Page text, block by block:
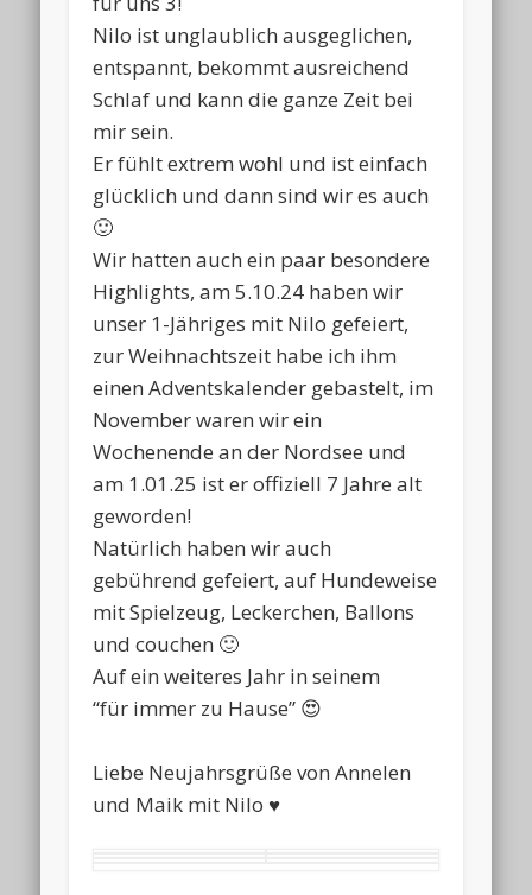
Nilo ist unglaublich ausgeglichen,
entspannt, bekommt ausreichend
Schlaf und kann die ganze Zeit bei
mir sein.
Er fühlt extrem wohl und ist einfach
glücklich und dann sind wir es auch
🙂
Wir hatten auch ein paar besondere
Highlights, am 5.10.24 haben wir
unser 1-Jähriges mit Nilo gefeiert,
zur Weihnachtszeit habe ich ihm
einen Adventskalender gebastelt, im
November waren wir ein
Wochenende an der Nordsee und
am 1.01.25 ist er offiziell 7 Jahre alt
geworden!
Natürlich haben wir auch
gebührend gefeiert, auf Hundeweise
mit Spielzeug, Leckerchen, Ballons
und couchen 🙂
Auf ein weiteres Jahr in seinem
“für immer zu Hause” 😍
Liebe Neujahrsgrüße von Annelen
und Maik mit Nilo ♥️